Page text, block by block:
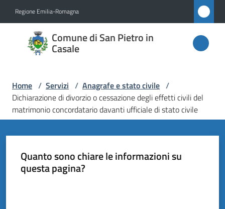
Regione Emilia-Romagna
Comune di San Pietro in
Casale
Comune
di San
in
Casale
Amministrazione
Novità
Home / Servizi / Anagrafe e stato civile /
Dichiarazione di divorzio o cessazione degli effetti civili del
matrimonio concordatario davanti ufficiale di stato civile
Quanto sono chiare le informazioni su
questa pagina?